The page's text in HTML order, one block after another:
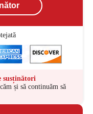
susținători
și să continuăm să